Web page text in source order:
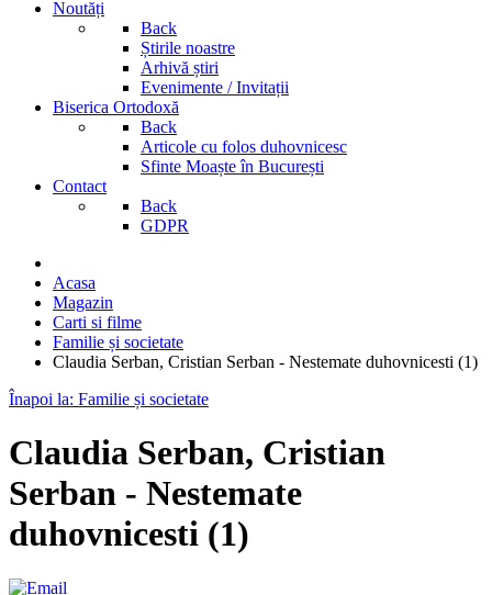
Noutăți
Back
Știrile noastre
Arhivă știri
Evenimente / Invitații
Biserica Ortodoxă
Back
Articole cu folos duhovnicesc
Sfinte Moaște în București
Contact
Back
GDPR
Acasa
Magazin
Carti si filme
Familie și societate
Claudia Serban, Cristian Serban - Nestemate duhovnicesti (1)
Înapoi la: Familie și societate
Claudia Serban, Cristian
Serban - Nestemate
duhovnicesti (1)